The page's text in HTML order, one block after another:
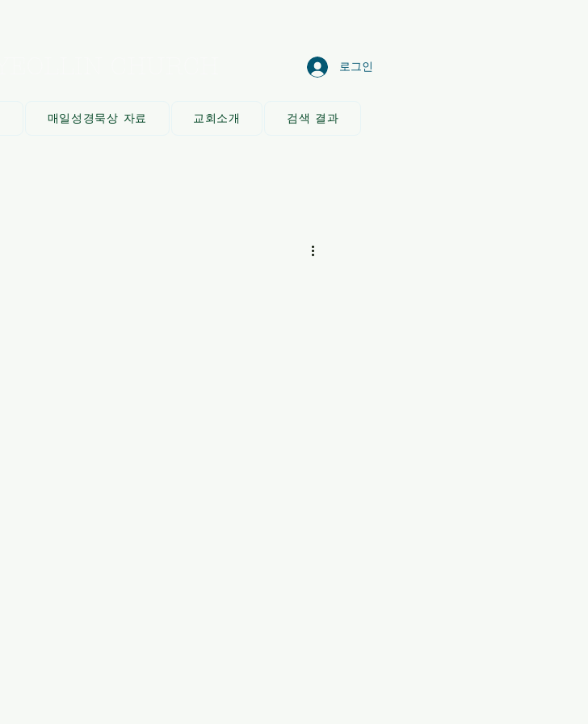
로그인
매일성경묵상 자료 교회소개 검색 결과